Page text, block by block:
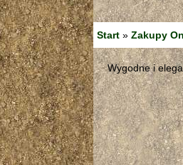
Start » Zakupy
Wygodne i